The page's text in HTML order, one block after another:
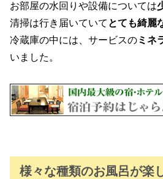
お部屋の水回りや設備については
清掃は行き届いていて とても綺麗
冷蔵庫の中には、サービスのミネ
いました。
様々な種類のお風呂が楽